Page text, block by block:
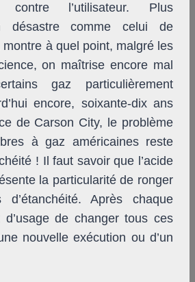
l’utilisateur. Plus
désastre comme celui de
à quel point, malgré les
on maîtrise encore mal
gaz particulièrement
encore, soixante-dix ans
de Carson City, le problème
à gaz américaines reste
! Il faut savoir que l’acide
la particularité de ronger
d’étanchéité. Après chaque
de changer tous ces
nouvelle exécution ou d’un